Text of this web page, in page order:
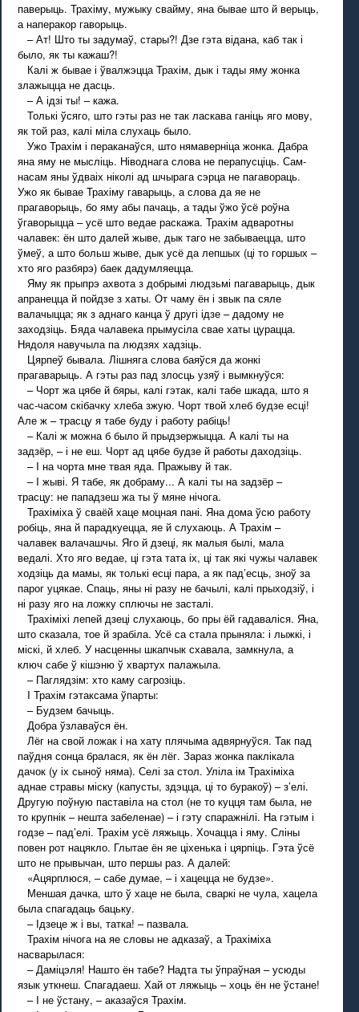
паверыць. Трахіму, мужыку свайму, яна бывае што й верыць,
а наперакор гаворыць.
– Ат! Што ты задумаў, стары?! Дзе гэта відана, каб так і
было, як ты кажаш?!
Калі ж бывае і ўвалжэцца Трахім, дык і тады яму жонка
злажыцца не дасць.
– А ідзі ты! – кажа.
Толькі ўсяго, што гэты раз не так ласкава ганіць яго мову,
як той раз, калі міла слухаць было.
Ужо Трахім і пераканаўся, што нямаверніца жонка. Дабра
яна яму не мысліць. Ніводнага слова не перапусціць. Сам-
насам яны ўдваіх ніколі ад шчырага сэрца не пагавораць.
Ужо як бывае Трахіму гаварыць, а слова да яе не
прагаворыць, бо яму абы пачаць, а тады ўжо ўсё роўна
ўгаворыцца – усё што ведае раскажа. Трахім адваротны
чалавек: ён што далей жыве, дык таго не забываецца, што
ўмеў, а што больш жыве, дык усё да лепшых (ці то горшых –
хто яго разбярэ) баек дадумляецца.
Яму як прыпрэ ахвота з добрымі людзьмі пагаварыць, дык
апранецца й пойдзе з хаты. От чаму ён і звык па сяле
валачыцца; як з аднаго канца ў другі ідзе – дадому не
заходзіць. Бяда чалавека прымусіла свае хаты цурацца.
Нядоля навучыла па людзях хадзіць.
Цярпеў бывала. Лішняга слова баяўся да жонкі
прагаварыць. А гэты раз пад злосць узяў і вымкнуўся:
– Чорт жа цябе й бяры, калі гэтак, калі табе шкада, што я
час-часом скібачку хлеба зжую. Чорт твой хлеб будзе есці!
Але ж – трасцу я табе буду і работу рабіць!
– Калі ж можна б было й прыдзержыцца. А калі ты на
задзёр, – і не еш. Чорт ад цябе будзе й работы даходзіць.
– I на чорта мне твая яда. Пражыву й так.
– I жыві. Я табе, як добраму... А калі ты на задзёр –
трасцу: не пападзеш жа ты ў мяне нічога.
Трахіміха ў сваёй хаце моцная пані. Яна дома ўсю работу
робіць, яна й парадкуецца, яе й слухаюць. А Трахім –
чалавек валачашчы. Яго й дзеці, як малыя былі, мала
ведалі. Хто яго ведае, ці гэта тата іх, ці так які чужы чалавек
ходзіць да мамы, як толькі есці пара, а як пад’есць, зноў за
парог уцякае. Спаць, яны ні разу не бачылі, калі прыходзіў, і
ні разу яго на ложку сплючы не засталі.
Трахіміхі лепей дзеці слухаюць, бо пры ёй гадаваліся. Яна,
што сказала, тое й зрабіла. Усё са стала прыняла: і лыжкі, і
міскі, й хлеб. У насценны шкапчык схавала, замкнула, а
ключ сабе ў кішэню ў хвартух палажыла.
– Паглядзім: хто каму сагрозіць.
I Трахім гэтаксама ўпарты:
– Будзем бачыць.
Добра ўзлаваўся ён.
Лёг на свой ложак і на хату плячыма адвярнуўся. Так пад
паўдня сонца бралася, як ён лёг. Зараз жонка паклікала
дачок (у іх сыноў няма). Селі за стол. Уліла ім Трахіміха
аднае стравы міску (капусты, здэцца, ці то буракоў) – з’елі.
Другую поўную паставіла на стол (не то куцця там была, не
то крупнік – нешта забеленае) – і гэту спаражнілі. На гэтым і
годзе – пад’елі. Трахім усё ляжыць. Хочацца і яму. Сліны
повен рот нацякло. Глытае ён яе ціхенька і цярпіць. Гэта ўсё
што не прывычан, што першы раз. А далей:
«Ацярплюся, – сабе думае, – і хацецца не будзе».
Меншая дачка, што ў хаце не была, сваркі не чула, хацела
была спагадаць бацьку.
– Ідзеце ж і вы, татка! – пазвала.
Трахім нічога на яе словы не адказаў, а Трахіміха
насварылася:
– Даміцэля! Нашто ён табе? Надта ты ўпраўная – усюды
язык уткнеш. Спагадаеш. Хай от ляжыць – хоць ён не ўстане!
– I не ўстану, – аказаўся Трахім.